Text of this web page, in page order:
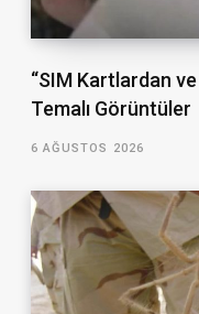
“SIM Kartlardan
Temalı Görüntüler
6 AĞUSTOS 2026